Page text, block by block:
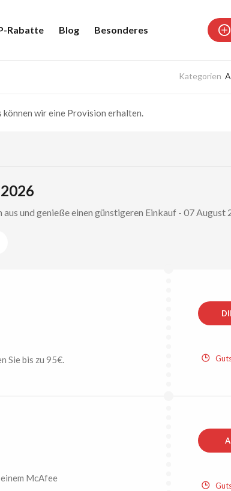
Rabatte Blog Besonderes
können wir eine Provision erhalten.
und genieße einen günstigeren Einkauf - 07 August
Sie bis zu 95€.
McAfee